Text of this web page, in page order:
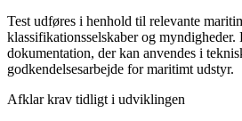
Test udføres i henhold til relevante
klassifikationsselskaber og myndigheder.
dokumentation, der kan anvendes i
godkendelsesarbejde for maritimt udstyr.
Afklar krav tidligt i udviklingen